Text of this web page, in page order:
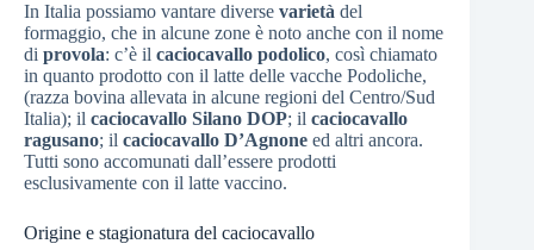
In Italia possiamo vantare diverse varietà del
formaggio, che in alcune zone è noto anche con il nome
di provola: c’è il caciocavallo podolico, così chiamato
in quanto prodotto con il latte delle vacche Podoliche,
(razza bovina allevata in alcune regioni del Centro/Sud
Italia); il caciocavallo Silano DOP; il caciocavallo
ragusano; il caciocavallo D’Agnone ed altri ancora.
Tutti sono accomunati dall’essere prodotti
esclusivamente con il latte vaccino.
Origine e stagionatura del caciocavallo